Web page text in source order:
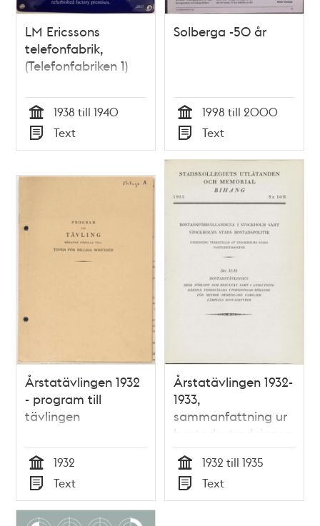
LM Ericssons
telefonfabrik,
(Telefonfabriken 1)
Tid
1938 till 1940
Typ
Text
Solberga -50 år
Tid
1998 till 2000
Typ
Text
Årstatävlingen 1932
- program till
tävlingen
Tid
1932
Typ
Text
Årstatävlingen 1932-
1933,
sammanfattning ur
bostadsutredningen
Tid
1932 till 1935
Typ
Text